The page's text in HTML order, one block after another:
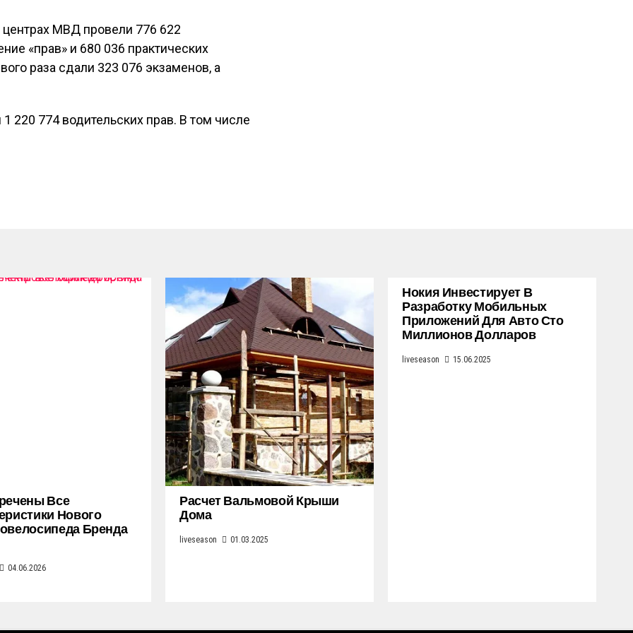
МВД провели 776 622
«прав» и 680 036 практических
раза сдали 323 076 экзаменов, а
220 774 водительских прав. В том числе
Все
Нового
Бренда
04.06.2026
Расчет Вальмовой Крыши
Дома
liveseason 01.03.2025
Нокия Инвестирует В
Разработку Мобильных
Приложений Для Авто Сто
Миллионов Долларов
liveseason 15.06.2025